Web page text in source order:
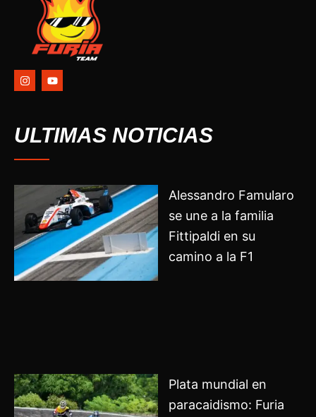
I
n
s
r
a
Y
o
u
e
ULTIMAS NOTICIAS
Alessandro Famularo
se une a la familia
Fittipaldi en su
camino a la F1
Plata mundial en
paracaidismo: Furia